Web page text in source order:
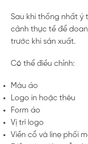
Sau khi thống nhất ý
cảnh thực tế để
trước khi sản xuất.
Có thể điều chỉnh:
Màu áo
Logo in hoặc thêu
Form áo
Vị trí logo
Viền cổ và line phối